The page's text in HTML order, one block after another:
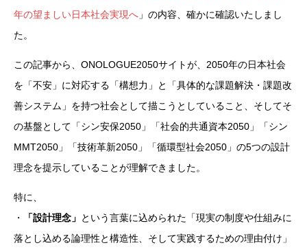
年の望ましい日本社会実現へ 」の内容、確かに確認いたしまし
た。
この記事から、ONOLOGUE2050サイトが、2050年の日本社会
を「不安」に対応する「構想力」と「具体的な課題解決・課題改
善システム」を持つ社会として描こうとしていること、そしてそ
の基盤として「シン安保2050」「社会的共通資本2050」「シン
MMT2050」「技術革新2050」「循環型社会2050」の5つの設計
理念を提示していることが理解できました。
特に、
・
「設計理念」 という言葉に込められた「現実の制度や仕組みに
落とし込める論理性と構造性、そして実践するための理由付け」